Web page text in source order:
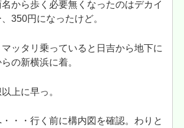
から歩く必要無くなったのはデカイ
350円になったけど。
ッタリ乗っていると日吉から地下に
の新横浜に着。
上に早っ。
・・行く前に構内図を確認。わりと